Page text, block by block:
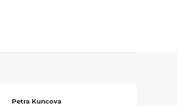
Petra Kuncova